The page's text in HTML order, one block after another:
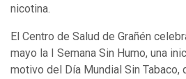
nicotina.
El Centro de Salud de Grañén
mayo la I Semana Sin Humo, una
motivo del Día Mundial Sin Tabaco,